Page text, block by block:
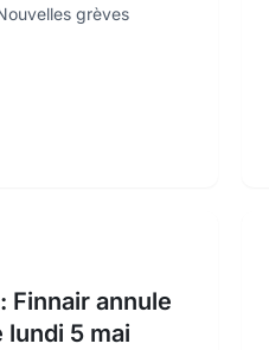
grèves
Finnair annule
lundi 5 mai